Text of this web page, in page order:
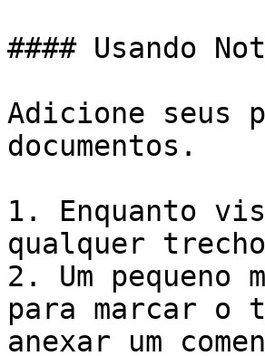
#### Usando
Adicione seus
documentos.
1. Enquanto
qualquer
2. Um pequeno
para marcar o
anexar um